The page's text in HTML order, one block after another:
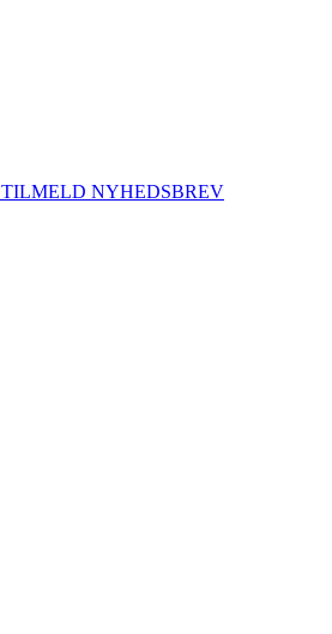
TILMELD NYHEDSBREV